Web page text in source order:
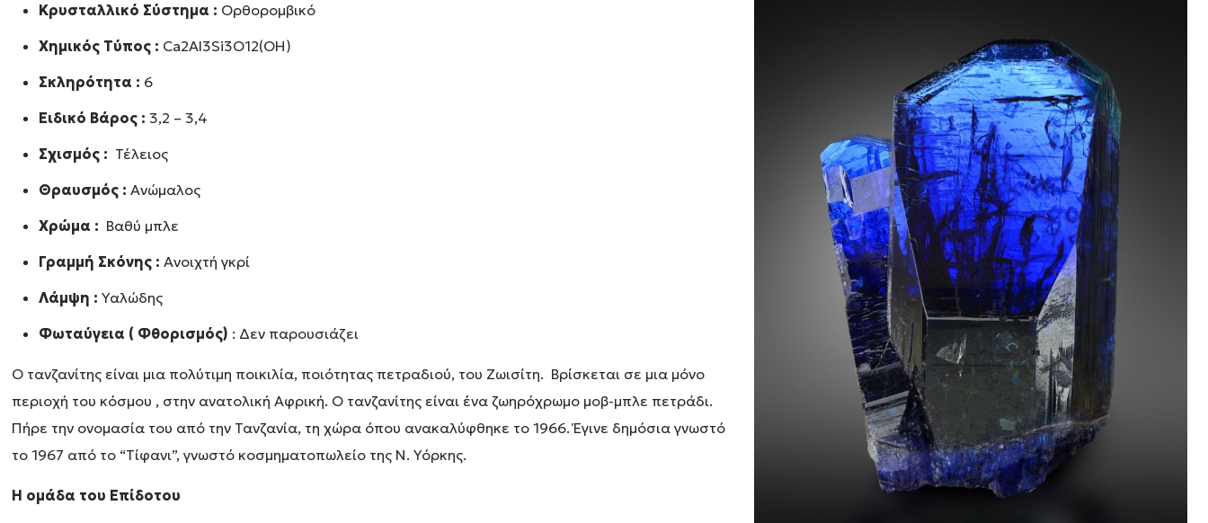
Κρυσταλλικό Σύστημα : Ορθορομβικό
Χημικός Τύπος : Ca2AI3Si3O12(OH)
Σκληρότητα : 6
Ειδικό Βάρος : 3,2 – 3,4
Σχισμός : Τέλειος
Θραυσμός : Ανώμαλος
Χρώμα : Βαθύ μπλε
Γραμμή Σκόνης :Ανοιχτή γκρί
Λάμψη :Υαλώδης
Φωταύγεια ( Φθορισμός) : Δεν παρουσιάζει
Ο τανζανίτης είναι μια πολύτιμη ποικιλία, ποιότητας πετραδιού, του Ζωισίτη. Βρίσκεται σε μια μόνο
περιοχή του κόσμου , στην ανατολική Αφρική. Ο τανζανίτης είναι ένα ζωηρόχρωμο μοβ-μπλε πετράδι.
Πήρε την ονομασία του από την Τανζανία, τη χώρα όπου ανακαλύφθηκε το 1966. Έγινε δημόσια γνωστό
το 1967 από το “Τίφανι”, γνωστό κοσμηματοπωλείο της Ν. Υόρκης.
Η ομάδα του Επίδοτου